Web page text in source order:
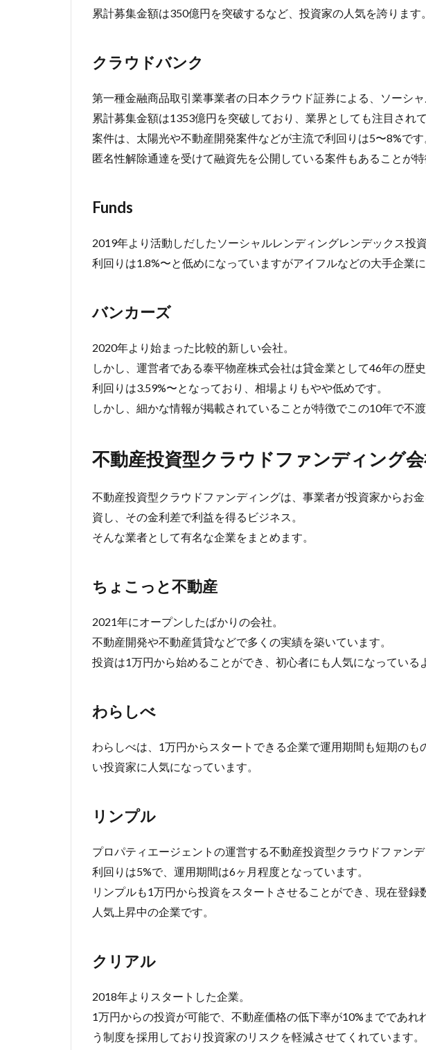
累計募集金額は350億円を突破するなど、投資家の人気を誇ります。
クラウドバンク
第一種金融商品取引業事業者の日本クラウド証券による、ソーシャ
累計募集金額は1353億円を突破しており、業界としても注目されて
案件は、太陽光や不動産開発案件などが主流で利回りは5〜8%です
匿名性解除通達を受けて融資先を公開している案件もあることが特
Funds
2019年より活動しだしたソーシャルレンディングレンデックス投資
利回りは1.8%〜と低めになっていますがアイフルなどの大手企業
バンカーズ
2020年より始まった比較的新しい会社。
しかし、運営者である泰平物産株式会社は貸金業として46年の歴史
利回りは3.59%〜となっており、相場よりもやや低めです。
しかし、細かな情報が掲載されていることが特徴でこの10年で不
不動産投資型クラウドファンディング
不動産投資型クラウドファンディングは、事業者が投資家からお
資し、その金利差で利益を得るビジネス。
そんな業者として有名な企業をまとめます。
ちょこっと不動産
2021年にオープンしたばかりの会社。
不動産開発や不動産賃貸などで多くの実績を築いています。
投資は1万円から始めることができ、初心者にも人気になっている
わらしべ
わらしべは、1万円からスタートできる企業で運用期間も短期のも
い投資家に人気になっています。
リンプル
プロパティエージェントの運営する不動産投資型クラウドファンデ
利回りは5%で、運用期間は6ヶ月程度となっています。
リンプルも1万円から投資をスタートさせることができ、現在登録
人気上昇中の企業です。
クリアル
2018年よりスタートした企業。
1万円からの投資が可能で、不動産価格の低下率が10%までであれ
う制度を採用しており投資家のリスクを軽減させてくれています。